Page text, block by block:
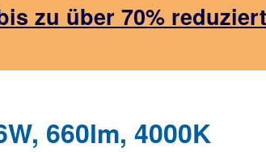
zu über 70%
660lm, 4000K